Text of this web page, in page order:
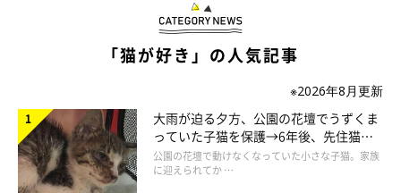
「猫が好き」の人気記事
※2026年8月更新
大雨が迫る夕方、公園の花壇でうずくま
っていた子猫を保護→6年後、先住猫
と“姉妹”のような関係に
公園の花壇で動けなくなっていた小さな子猫。家族
に迎えられてか …